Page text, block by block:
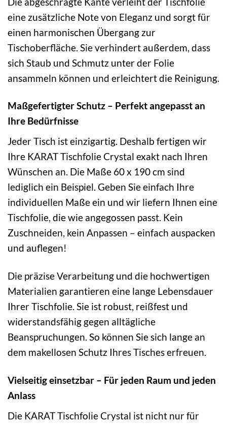
eine zusätzliche Note von Eleganz und sorgt für
einen harmonischen Übergang zur
Tischoberfläche. Sie verhindert außerdem, dass
sich Staub und Schmutz unter der Folie
ansammeln können und erleichtert die Reinigung.
Maßgefertigter Schutz – Perfekt angepasst an
Ihre Bedürfnisse
Jeder Tisch ist einzigartig. Deshalb fertigen wir
Ihre KARAT Tischfolie Crystal exakt nach Ihren
Wünschen an. Die Maße 60 x 190 cm sind
lediglich ein Beispiel. Geben Sie einfach Ihre
individuellen Maße ein und wir liefern Ihnen eine
Tischfolie, die wie angegossen passt. Kein
Zuschneiden, kein Anpassen – einfach auspacken
und auflegen!
Die präzise Verarbeitung und die hochwertigen
Materialien garantieren eine lange Lebensdauer
Ihrer Tischfolie. Sie ist robust, reißfest und
widerstandsfähig gegen alltägliche
Beanspruchungen. So können Sie sich lange an
dem makellosen Schutz Ihres Tisches erfreuen.
Vielseitig einsetzbar – Für jeden Raum und jeden
Anlass
Die KARAT Tischfolie Crystal ist nicht nur für